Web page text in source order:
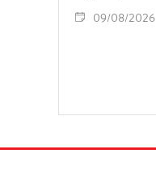
09/08/2026